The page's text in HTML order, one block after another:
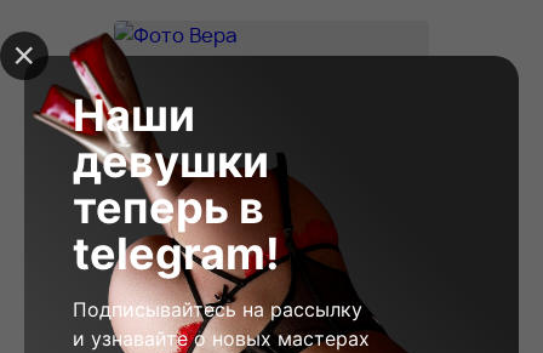
Наши
девушки
теперь в
telegram!
Подписывайтесь на рассылку
и узнавайте о новых мастерах